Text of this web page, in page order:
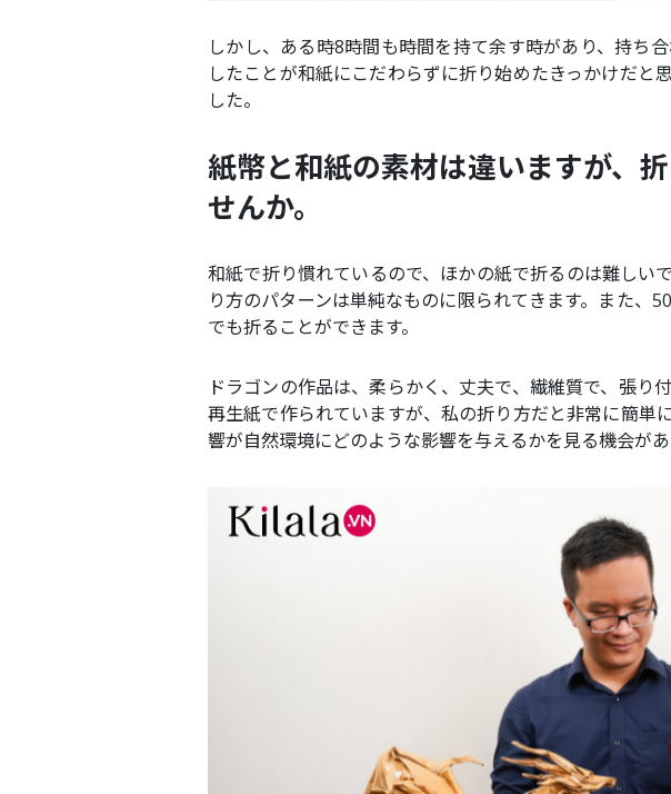
しかし、ある時8時間も時間を持て余す時があり、持ち
したことが和紙にこだわらずに折り始めたきっかけだと
した。
紙幣と和紙の素材は違いますが、
せんか。
和紙で折り慣れているので、ほかの紙で折るのは難しい
り方のパターンは単純なものに限られてきます。また、
でも折ることができます。
ドラゴンの作品は、柔らかく、丈夫で、繊維質で、張り
再生紙で作られていますが、私の折り方だと非常に簡単
響が自然環境にどのような影響を与えるかを見る機会があ